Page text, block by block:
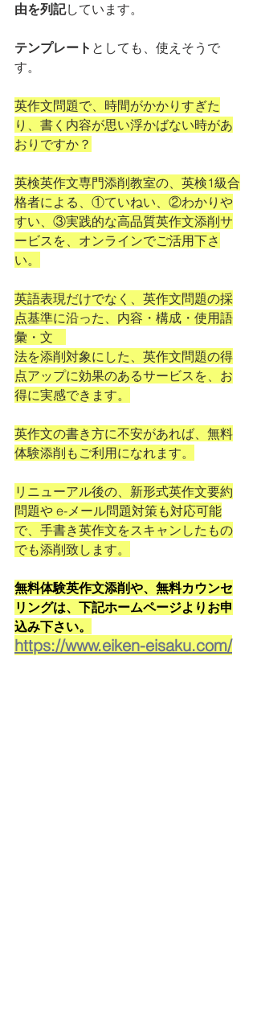
由を列記しています。
テンプレート としても、使えそうで
す。
英作文問題で、時間がかかりすぎた
り、書く内容が思い浮かばない時があ
おりですか？
英検英作文専門添削教室の、英検1級合
格者による、①ていねい、②わかりや
すい、③実践的な高品質英作文添削サ
ービスを、オンラインでご活用下さ
い。
英語表現だけでなく、英作文問題の採
点基準に沿った、内容・構成・使用語
彙・文
法を添削対象にした、英作文問題の得
点アップに効果のあるサービスを、お
得に実感できます。
英作文の書き方に不安があれば、無料
体験添削もご利用になれます。
リニューアル後の、新形式英作文要約
問題や e-メール問題対策も対応可能
で、手書き英作文をスキャンしたもの
でも添削致します。
無料体験英作文添削や、無料カウンセ
リングは、下記ホームページよりお申
込み下さい。
https://www.eiken-eisaku.com/